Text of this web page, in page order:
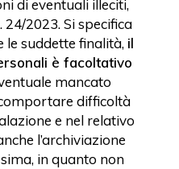
di eventuali illeciti,
24/2023. Si specifica
le suddette finalità, il
è facoltativo
mancato
difficoltà
e nel relativo
l’archiviazione
in quanto non